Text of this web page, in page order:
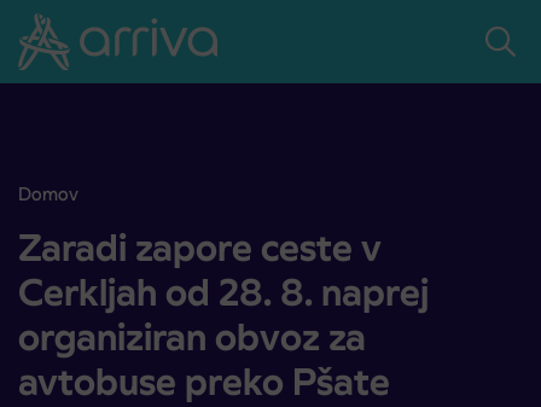
Skoči na vsebino
Domov
Zaradi zapore ceste v Cerkljah od 28. 8. naprej organiziran obvoz
Zaradi zapore ceste v
Cerkljah od 28. 8. naprej
organiziran obvoz za
avtobuse preko Pšate